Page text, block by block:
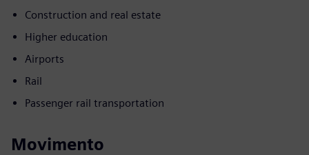
Construction and real estate
Higher education
Airports
Rail
Passenger rail transportation
Movimento